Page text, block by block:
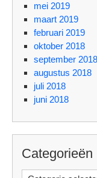
mei 2019
maart 2019
februari 2019
oktober 2018
september 2018
augustus 2018
juli 2018
juni 2018
Categorieën
Categorieën